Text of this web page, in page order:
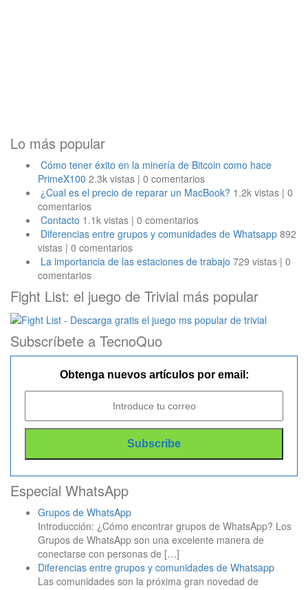
Lo más popular
Cómo tener éxito en la minería de Bitcoin como hace
PrimeX100 2.3k vistas | 0 comentarios
¿Cual es el precio de reparar un MacBook? 1.2k vistas | 0
comentarios
Contacto 1.1k vistas | 0 comentarios
Diferencias entre grupos y comunidades de Whatsapp 892
vistas | 0 comentarios
La importancia de las estaciones de trabajo 729 vistas | 0
comentarios
Fight List: el juego de Trivial más popular
Subscríbete a TecnoQuo
Obtenga nuevos artículos por email:
Especial WhatsApp
Grupos de WhatsApp
Introducción: ¿Cómo encontrar grupos de WhatsApp? Los
Grupos de WhatsApp son una excelente manera de
conectarse con personas de […]
Diferencias entre grupos y comunidades de Whatsapp
Las comunidades son la próxima gran novedad de